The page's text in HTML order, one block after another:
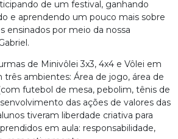
de um festival, ganhando
e aprendendo um pouco mais sobre
ensinados por meio da nossa
de Minivôlei 3x3, 4x4 e Vôlei em
três ambientes: Área de jogo, área de
futebol de mesa, pebolim, tênis de
das ações de valores das
tiveram liberdade criativa para
em aula: responsabilidade,